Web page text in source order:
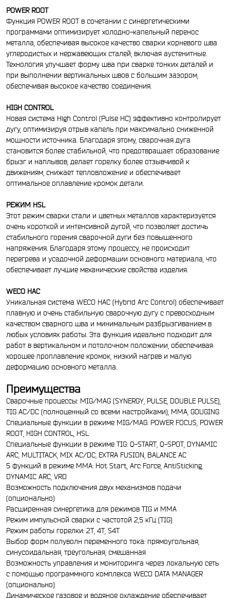
POWER ROOT
Функция POWER ROOT в сочетании с синергетическими
программами оптимизирует холодно-капельный перенос
металла, обеспечивая высокое качество сварки корневого шва
углеродистых и нержавеющих сталей, включая аустенитные.
Технология улучшает форму шва при сварке тонких деталей и
при выполнении вертикальных швов с большим зазором,
обеспечивая высокое качество соединения.
HIGH CONTROL
Новая система High Control (Pulse НС) эффективно контролирует
дугу, оптимизируя отрыв капель при максимально сниженной
мощности источника. Благодаря этому, сварочная дуга
становится более стабильной, что предотвращает образование
брызг и наплывов, делает горелку более отзывчивой к
движениям, снижает тепловложение и обеспечивает
оптимальное оплавление кромок детали.
РЕЖИМ HSL
Этот режим сварки стали и цветных металлов характеризуется
очень короткой и интенсивной дугой, что позволяет достичь
стабильного горения сварочной дуги без повышенного
напряжения. Благодаря этому процессу, не происходит
перегрева и усадочной деформации основного материала, что
обеспечивает лучшие механические свойства изделия.
WECO HAC
Уникальная система WECO HAC (Hybrid Arc Control) обеспечивает
плавную и очень стабильную сварочную дугу с превосходным
качеством сварного шва и минимальным разбрызгиванием в
любых условиях работы. Эта функция идеально подходит для
работ в вертикальном и потолочном положении, обеспечивая
хорошее проплавление кромок, низкий нагрев и малую
деформацию основного металла.
Преимущества
Сварочные процессы: MIG/MAG (SYNERGY, PULSE, DOUBLE PULSE),
TIG AC/DC (полноценный со всеми настройками), MMA, GOUGING
Специальные функции в режиме MIG/MAG: POWER FOCUS, POWER
ROOT, HIGH CONTROL, HSL
Специальные функции в режиме TIG: Q-START, Q-SPOT, DYNAMIC
ARC, MULTITACK, MIX AC/DC, EXTRA FUSION, BALANCE AC
5 функций в режиме MMA: Hot Start, Arc Force, AntiSticking,
DYNAMIC ARC, VRD
Возможность подключения двух механизмов подачи
(опционально)
Расширенная синергетика для режимов TIG и MMA
Режим импульсной сварки с частотой 2,5 кГц (TIG)
Режим работы горелки: 2T, 4T, S4T
Выбор форм полуволн переменного тока: прямоугольная,
синусоидальная, треугольная, смешанная
Возможность управления и мониторинга через локальную сеть
с помощью программного комплекса WECO DATA MANAGER
(опционально)
Динамическое газовое и водяное охлаждение обеспечивает